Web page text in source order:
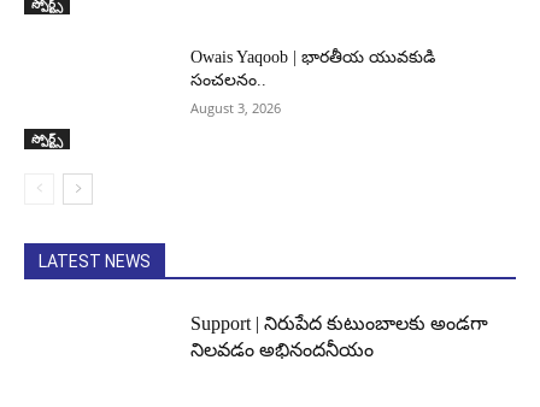
స్పోర్ట్స్
స్పోర్ట్స్
Owais Yaqoob | భారతీయ యువకుడి
సంచలనం..
August 3, 2026
LATEST NEWS
Support | నిరుపేద కుటుంబాలకు అండగా
నిలవడం అభినందనీయం